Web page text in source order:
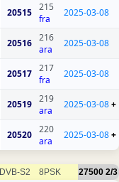
20515 215
fra
2025-03-08
20516 216
ara
2025-03-08
20517 217
fra
2025-03-08
20519 219
ara
2025-03-08+
20520 220
ara
2025-03-08+
DVB-S2 8PSK 27500 2/3